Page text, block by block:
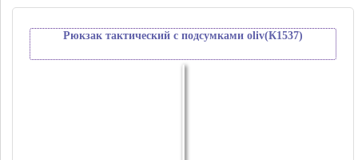
Рюкзак тактический с подсумками oliv(К1537)